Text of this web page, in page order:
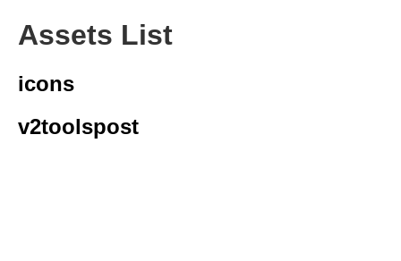
Assets List
icons
v2toolspost